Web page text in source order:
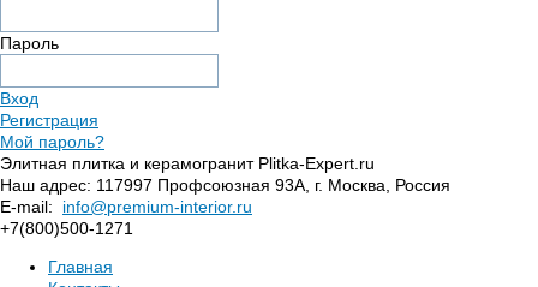
Пароль
Вход
Регистрация
Мой пароль?
Элитная плитка и керамогранит Plitka-Expert.ru
Наш адрес: 117997 Профсоюзная 93А г. Москва
Россия
E-mail:
info@premium-interior.ru
+7(800)500-1271
Главная